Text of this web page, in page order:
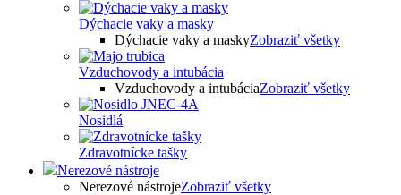
Dýchacie vaky a masky
Dýchacie vaky a maskyZobraziť všetky
Vzduchovody a intubácia
Vzduchovody a intubáciaZobraziť všetky
Nosidlá
Zdravotnícke tašky
Nerezové nástroje
Nerezové nástrojeZobraziť všetky